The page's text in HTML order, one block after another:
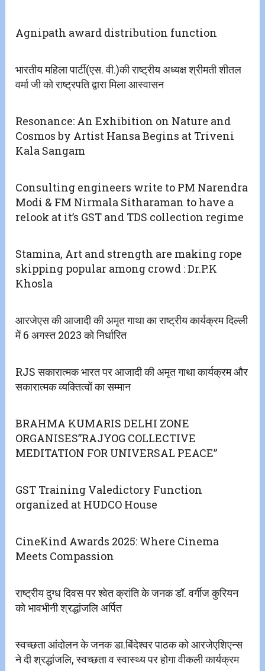
Agnipath award distribution function
भारतीय महिला पार्टी(एस. वी.)की राष्ट्रीय अध्यक्ष श्रीमती शीतल
वर्मा जी को राष्ट्रपति द्वारा मिला आस्वासन
Resonance: An Exhibition on Nature and
Cosmos by Artist Hansa Begins at Triveni
Kala Sangam
Consulting engineers write to PM Narendra
Modi & FM Nirmala Sitharaman to have a
relook at it’s GST and TDS collection regime
Stamina, Art and strength are making rope
skipping popular among crowd : Dr.P.K
Khosla
आरजेएस की आजादी की अमृत गाथा का राष्ट्रीय कार्यक्रम दिल्ली
में 6 अगस्त 2023 को निर्धारित
RJS सकारात्मक भारत पर आजादी की‌ अमृत गाथा कार्यक्रम और
सकारात्मक व्यक्तित्वों का सम्मान
BRAHMA KUMARIS DELHI ZONE
ORGANISES”RAJYOG COLLECTIVE
MEDITATION FOR UNIVERSAL PEACE”
GST Training Valedictory Function
organized at HUDCO House
CineKind Awards 2025: Where Cinema
Meets Compassion
राष्ट्रीय दुग्ध दिवस पर श्वेत क्रांति के जनक डॉ. वर्गीज कुरियन
को भावभीनी श्रद्धांजलि अर्पित
स्वच्छता आंदोलन के जनक डा.बिंदेश्वर पाठक को आरजेएशिएन्स
ने दी श्रद्धांजलि, स्वच्छता व स्वास्थ्य पर होगा वीकली कार्यक्रम